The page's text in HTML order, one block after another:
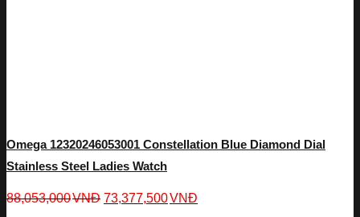
Omega 12320246053001 Constellation Blue Diamond Dial
Stainless Steel Ladies Watch
88,053,000VNĐ 73,377,500VNĐ